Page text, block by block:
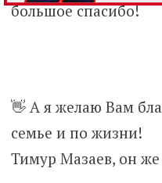
большое спасибо!
👋 А я желаю Вам
семье и по жизни!
Тимур Мазаев, он же